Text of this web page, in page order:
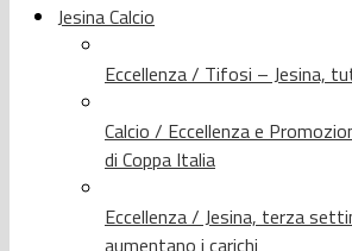
Jesina Calcio
Eccellenza / Tifosi – Jesina,
Calcio / Eccellenza e
di Coppa Italia
Eccellenza / Jesina, terza
aumentano i carichi